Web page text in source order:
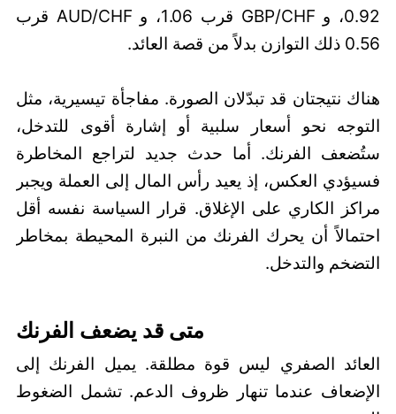
0.92، و GBP/CHF قرب 1.06، و AUD/CHF قرب
0.56 ذلك التوازن بدلاً من قصة العائد.
هناك نتيجتان قد تبدّلان الصورة. مفاجأة تيسيرية، مثل
التوجه نحو أسعار سلبية أو إشارة أقوى للتدخل،
ستُضعف الفرنك. أما حدث جديد لتراجع المخاطرة
فسيؤدي العكس، إذ يعيد رأس المال إلى العملة ويجبر
مراكز الكاري على الإغلاق. قرار السياسة نفسه أقل
احتمالاً أن يحرك الفرنك من النبرة المحيطة بمخاطر
التضخم والتدخل.
متى قد يضعف الفرنك
العائد الصفري ليس قوة مطلقة. يميل الفرنك إلى
الإضعاف عندما تنهار ظروف الدعم. تشمل الضغوط